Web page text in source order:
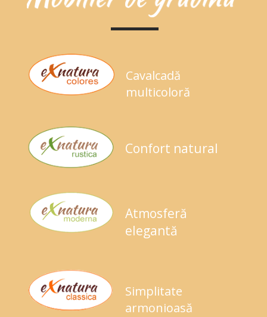
Cavalcadă
multicoloră
Confort natural
Atmosferă
elegantă
Simplitate
armonioasă